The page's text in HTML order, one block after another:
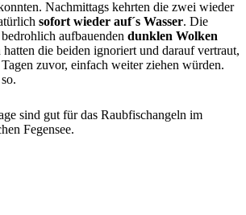
Nachmittags kehrten die zwei wieder
sofort wieder auf´s Wasser. Die
aufbauenden dunklen Wolken
die beiden ignoriert und darauf vertraut,
zuvor, einfach weiter ziehen würden.